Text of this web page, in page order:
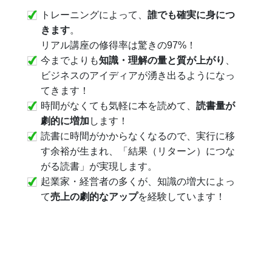
トレーニングによって、誰でも確実に身につ
きます。
リアル講座の修得率は驚きの97%！
今までよりも知識・理解の量と質が上がり
ビジネスのアイディアが湧き出るようになっ
てきます！
時間がなくても気軽に本を読めて、読書量が
劇的に増加 します！
読書に時間がかからなくなるので、実行に移
す余裕が生まれ、「結果（リターン）につな
がる読書」が実現します。
起業家・経営者の多くが、知識の増大によっ
て売上の劇的なアップを経験しています！